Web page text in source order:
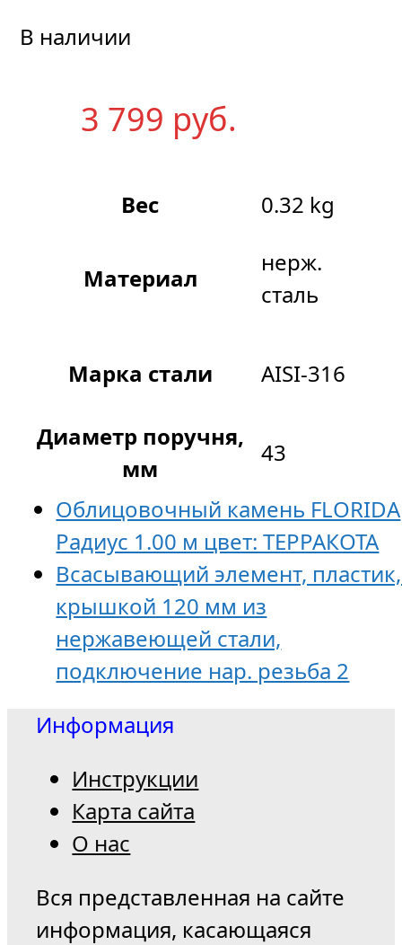
В наличии
3 799 руб.
Вес 0.32 kg
Материал
нерж.
сталь
Марка стали AISI-316
Диаметр поручня,
мм
43
Облицовочный камень FLORIDA
Радиус 1.00 м цвет: ТЕРРАКОТА
Всасывающий элемент,
крышкой 120 мм из
нержавеющей стали,
подключение нар. резьба 2
Информация
Инструкции
Карта сайта
О нас
Вся представленная на сайте
информация, касающаяся